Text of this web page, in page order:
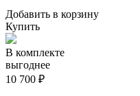
Добавить в корзину
Купить
В комплекте
выгоднее
10 700 ₽